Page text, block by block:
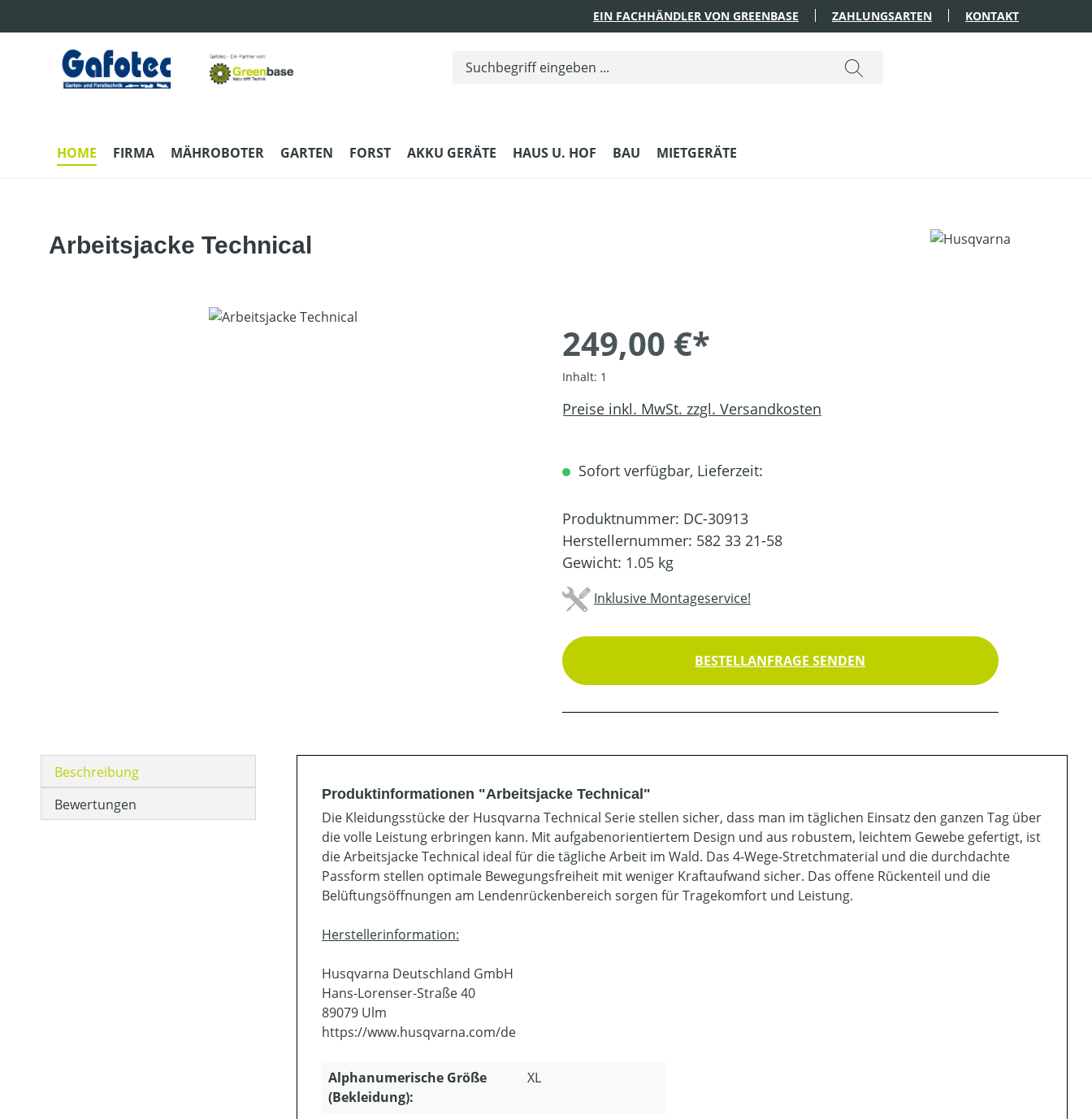
EIN FACHHÄNDLER VON GREENBASE ZAHLUNGSARTEN KONTAKT
HOME FIRMA MÄHROBOTER GARTEN FORST AKKU GERÄTE HAUS U. HOF BAU MIETGERÄTE
Arbeitsjacke Technical
249,00 €*
Inhalt: 1
Preise inkl. MwSt. zzgl. Versandkosten
Sofort verfügbar, Lieferzeit:
Produktnummer: DC-30913
Herstellernummer: 582 33 21-58
Gewicht: 1.05 kg
Inklusive Montageservice!
BESTELLANFRAGE SENDEN
Beschreibung
Bewertungen
Produktinformationen "Arbeitsjacke Technical"
Die Kleidungsstücke der Husqvarna Technical Serie stellen sicher, dass man im täglichen Einsatz den ganzen Tag über
die volle Leistung erbringen kann. Mit aufgabenorientiertem Design und aus robustem, leichtem Gewebe gefertigt, ist
die Arbeitsjacke Technical ideal für die tägliche Arbeit im Wald. Das 4-Wege-Stretchmaterial und die durchdachte
Passform stellen optimale Bewegungsfreiheit mit weniger Kraftaufwand sicher. Das offene Rückenteil und die
Belüftungsöffnungen am Lendenrückenbereich sorgen für Tragekomfort und Leistung.
Herstellerinformation:
Husqvarna Deutschland GmbH
Hans-Lorenser-Straße 40
89079 Ulm
https://www.husqvarna.com/de
Alphanumerische Größe
(Bekleidung):
XL